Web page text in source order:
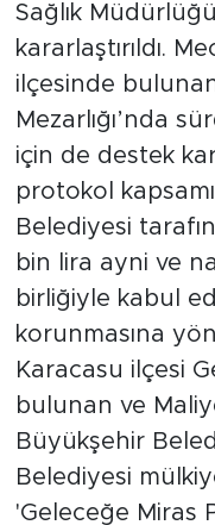
Sağlık
kararlaştırıldı.
ilçesinde
Mezarlığı’nda
için de destek
protokol
Belediyesi
bin lira ayni ve
birliğiyle kabul
korunmasına
Karacasu ilçesi
bulunan ve
Büyükşehir
Belediyesi
'Geleceğe Miras